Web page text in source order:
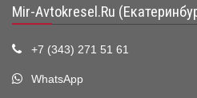
Mir-Avtokresel.Ru
+7 (343) 271 51 61
WhatsApp